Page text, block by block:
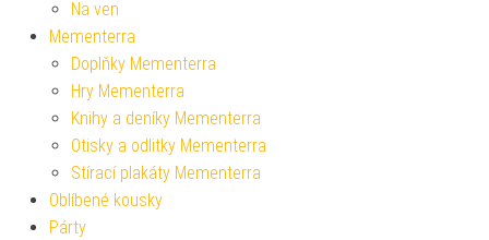
Na ven
Mementerra
Doplňky Mementerra
Hry Mementerra
Knihy a deníky Mementerra
Otisky a odlitky Mementerra
Stírací plakáty Mementerra
Oblíbené kousky
Párty